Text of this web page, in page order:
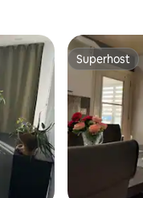
hóspedes Superhost
Superhost